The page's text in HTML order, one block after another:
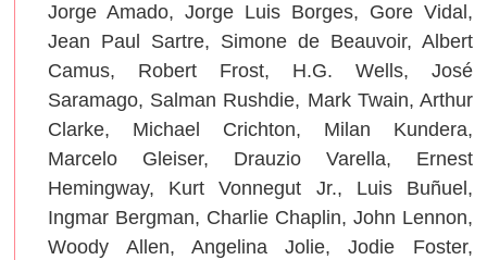
Jorge Amado, Jorge Luis Borges, Gore Vidal,
Jean Paul Sartre, Simone de Beauvoir, Albert
Camus, Robert Frost, H.G. Wells, José
Saramago, Salman Rushdie, Mark Twain, Arthur
Clarke, Michael Crichton, Milan Kundera,
Marcelo Gleiser, Drauzio Varella, Ernest
Hemingway, Kurt Vonnegut Jr., Luis Buñuel,
Ingmar Bergman, Charlie Chaplin, John Lennon,
Woody Allen, Angelina Jolie, Jodie Foster,